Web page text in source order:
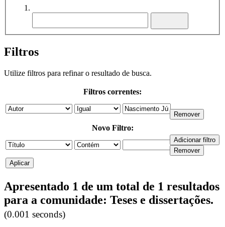
Filtros
Utilize filtros para refinar o resultado de busca.
Filtros correntes:
Novo Filtro:
Apresentado 1 de um total de 1 resultados
para a comunidade: Teses e dissertações.
(0.001 seconds)